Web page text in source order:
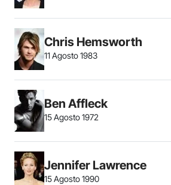
Chris Hemsworth
11 Agosto 1983
Ben Affleck
15 Agosto 1972
Jennifer Lawrence
15 Agosto 1990